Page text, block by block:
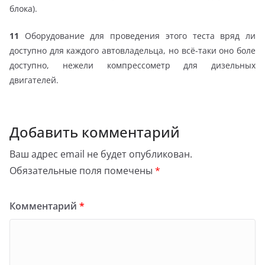
блока).
11
Оборудование для проведения этого теста вряд ли
доступно для каждого автовладельца, но всё-таки оно боле
доступно, нежели компрессометр для дизельных
двигателей.
Добавить комментарий
Ваш адрес email не будет опубликован.
Обязательные поля помечены *
Комментарий *